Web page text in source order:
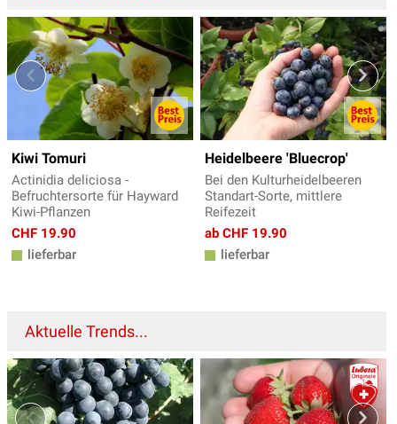
Kiwi Tomuri
Actinidia deliciosa -
Befruchtersorte für Hayward
Kiwi-Pflanzen
CHF 19.90
lieferbar
Heidelbeere 'Bluecrop'
Bei den Kulturheidelbeeren
Standart-Sorte, mittlere
Reifezeit
ab CHF 19.90
lieferbar
Aktuelle Trends...